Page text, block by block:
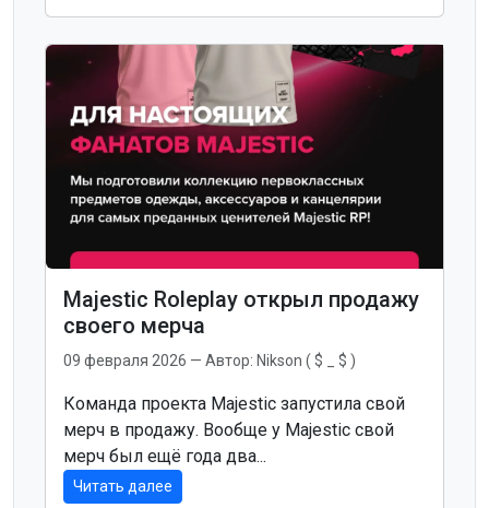
Majestic Roleplay открыл продажу
своего мерча
09 февраля 2026 — Автор: Nikson ( $ _ $ )
Команда проекта Majestic запустила свой
мерч в продажу. Вообще у Majestic свой
мерч был ещё года два...
Читать далее